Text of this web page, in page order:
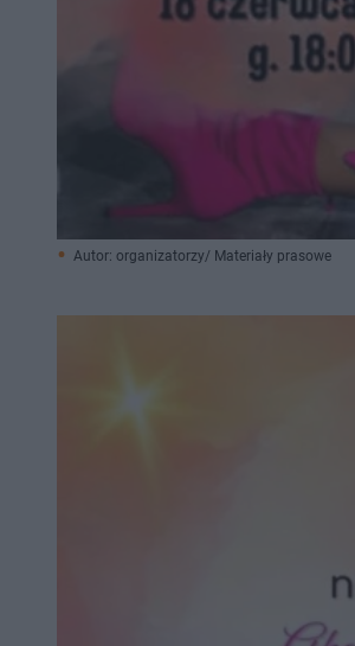
Autor: organizatorzy/ Materiały prasowe